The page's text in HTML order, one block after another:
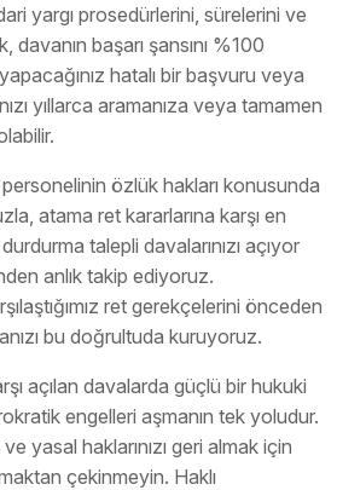
yargı prosedürlerini, sürelerini ve
davanın başarı şansını %100
hatalı bir başvuru veya
yıllarca aramanıza veya tamamen
özlük hakları konusunda
atama ret kararlarına karşı en
talepli davalarınızı açıyor
anlık takip ediyoruz.
ret gerekçelerini önceden
bu doğrultuda kuruyoruz.
açılan davalarda güçlü bir hukuki
engelleri aşmanın tek yoludur.
yasal haklarınızı geri almak için
çekinmeyin. Haklı